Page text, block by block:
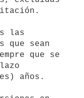
que sean
que se
años.